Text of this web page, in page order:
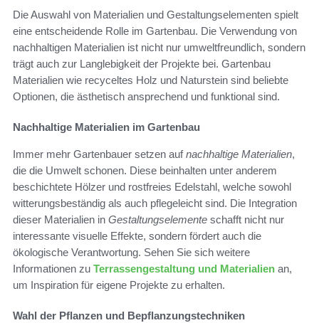
Die Auswahl von Materialien und Gestaltungselementen spielt
eine entscheidende Rolle im Gartenbau. Die Verwendung von
nachhaltigen Materialien ist nicht nur umweltfreundlich, sondern
trägt auch zur Langlebigkeit der Projekte bei. Gartenbau
Materialien wie recyceltes Holz und Naturstein sind beliebte
Optionen, die ästhetisch ansprechend und funktional sind.
Nachhaltige Materialien im Gartenbau
Immer mehr Gartenbauer setzen aufnachhaltige Materialien,
die die Umwelt schonen. Diese beinhalten unter anderem
beschichtete Hölzer und rostfreies Edelstahl, welche sowohl
witterungsbeständig als auch pflegeleicht sind. Die Integration
dieser Materialien in Gestaltungselemente schafft nicht nur
interessante visuelle Effekte, sondern fördert auch die
ökologische Verantwortung. Sehen Sie sich weitere
Informationen zu Terrassengestaltung und Materialien an,
um Inspiration für eigene Projekte zu erhalten.
Wahl der Pflanzen und Bepflanzungstechniken